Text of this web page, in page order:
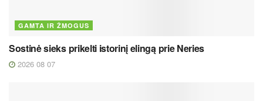
GAMTA IR ŽMOGUS
Sostinė sieks prikelti istorinį elingą prie Neries
2026 08 07